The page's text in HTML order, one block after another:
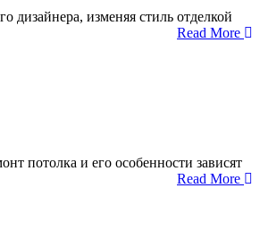
изменяя стиль отделкой
Read More
потолка и его особенности зависят
Read More